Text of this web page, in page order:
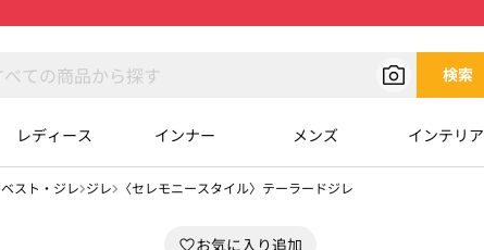
検索
レディース インナー メンズ インテリア
ベスト・ジレ ジレ 〈セレモニースタイル〉テーラードジレ